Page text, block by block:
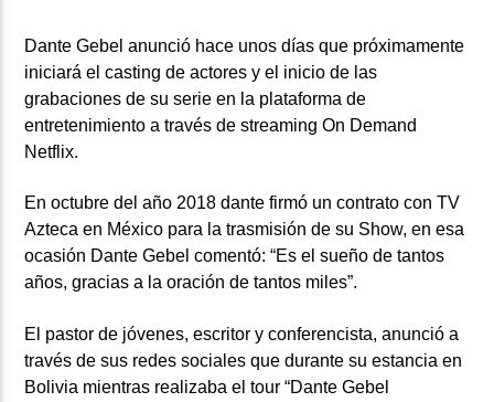
Dante Gebel anunció hace unos días que próximamente
iniciará el casting de actores y el inicio de las
grabaciones de su serie en la plataforma de
entretenimiento a través de streaming On Demand
Netflix.
En octubre del año 2018 dante firmó un contrato con TV
Azteca en México para la trasmisión de su Show, en esa
ocasión Dante Gebel comentó: “Es el sueño de tantos
años, gracias a la oración de tantos miles”.
El pastor de jóvenes, escritor y conferencista, anunció a
través de sus redes sociales que durante su estancia en
Bolivia mientras realizaba el tour “Dante Gebel